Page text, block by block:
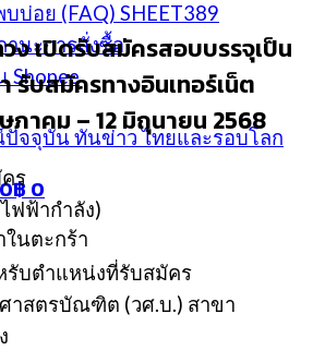
บ่อย (FAQ) SHEET389
นะการสั่งซื้อ
Shopee
จจุบัน ทันข่าว ไทยและรอบโลก
0฿ 0
นตะกร้า
ง เปิดรับสมัครสอบบรรจุเป็น
รับสมัครทางอินเทอร์เน็ต
าคม – 12 มิถุนายน 2568
ร
ฟฟ้ากําลัง)
บตำแหน่งที่รับสมัคร
าสตรบัณฑิต (วศ.บ.) สาขา